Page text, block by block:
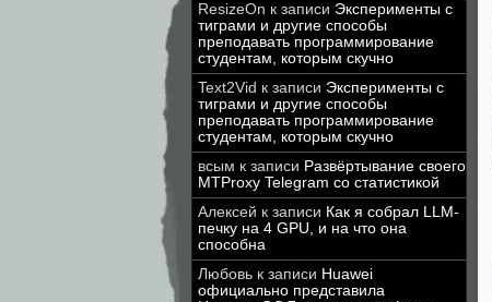
ResizeOn к записи Эксперименты с
тиграми и другие способы
преподавать программирование
студентам, которым скучно
Text2Vid к записи Эксперименты с
тиграми и другие способы
преподавать программирование
студентам, которым скучно
всым к записи Развёртывание своего
MTProxy Telegram со статистикой
Алексей к записи Как я собрал LLM-
печку на 4 GPU, и на что она
способна
Любовь к записи Huawei
официально представила